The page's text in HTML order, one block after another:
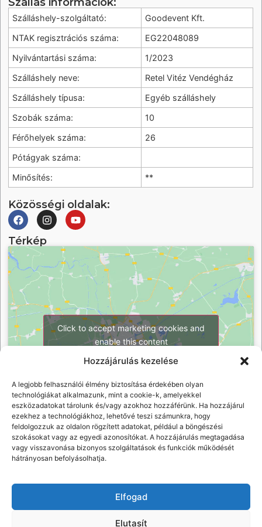
Hozzájárulás kezelése
A legjobb felhasználói élmény biztosítása érdekében olyan
technológiákat alkalmazunk, mint a cookie-k, amelyekkel
eszközadatokat tárolunk és/vagy azokhoz hozzáférünk. Ha hozzájárul
ezekhez a technológiákhoz, lehetővé teszi számunkra, hogy
feldolgozzuk az oldalon rögzített adatokat, például a böngészési
szokásokat vagy az egyedi azonosítókat. A hozzájárulás megtagadása
vagy visszavonása bizonyos szolgáltatások és funkciók működését
hátrányosan befolyásolhatja.
Elfogad
Elutasít
Szálláshely-szolgáltató:
Goodevent Kft.
NTAK regisztrációs száma:
EG22048089
Nyilvántartási száma:
1/2023
Szálláshely neve:
Retel Vitéz Vendégház
Szálláshely típusa:
Egyéb szálláshely
Szobák száma:
10
Férőhelyek száma:
26
Pótágyak száma:
Minősítés:
**
Közösségi oldalak:
Térkép
Click to accept marketing cookies and
enable this content